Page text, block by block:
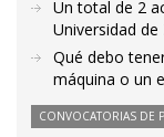
Un total de 2
Universidad
Qué debo
máquina o un
CONVOCATORIAS DE